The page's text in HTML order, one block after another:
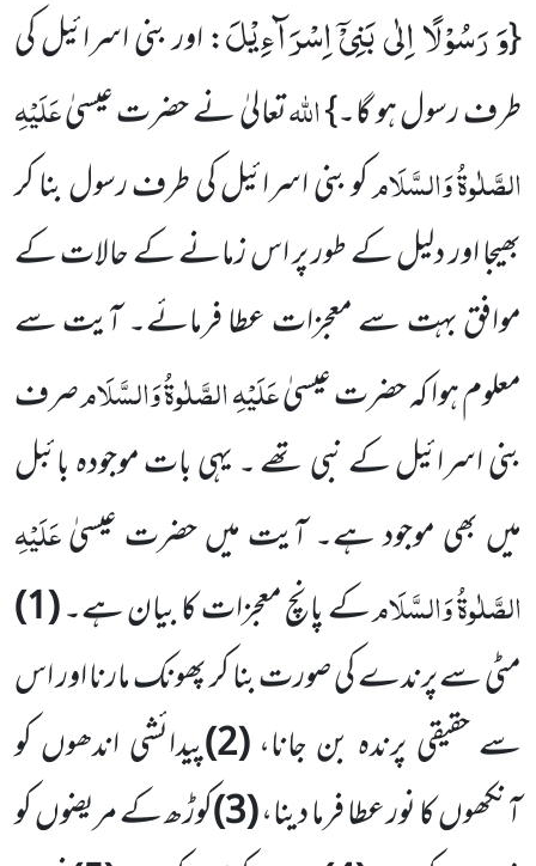
{وَ رَسُوْلًا اِلٰى بَنِیْۤ اِسْرَآءِیْلَ: اور بنی اسرائیل کی
طرف رسول ہو گا۔}اللہتعالیٰ نے حضرت عیسیٰعَلَیْہِ
الصَّلٰوۃُ وَالسَّلَامکو بنی اسرائیل کی طرف رسول بنا کر
بھیجا اور دلیل کے طور پر اس زمانے کے حالات کے
موافق بہت سے معجزات عطا فرمائے۔ آیت سے
معلوم ہوا کہ حضرت عیسیٰعَلَیْہِ الصَّلٰوۃُ وَالسَّلَامصرف
بنی اسرائیل کے نبی تھے ۔ یہی بات موجودہ بائبل
میں بھی موجود ہے۔ آیت میں حضرت عیسیٰعَلَیْہِ
الصَّلٰوۃُ وَالسَّلَامکے پانچ معجزات کا بیان ہے۔(1)
مٹی سے پرندے کی صورت بنا کر پھونک مارنا اور اس
سے حقیقی پرندہ بن جانا،(2) پیدائشی اندھوں کو
آنکھوں کا نور عطا فرما دینا،(3) کوڑھ کے مریضوں کو